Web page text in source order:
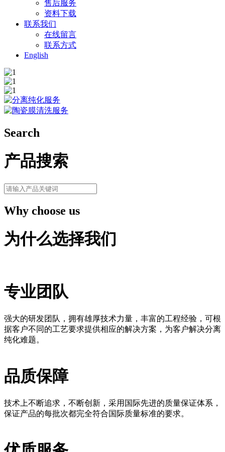
售后服务
资料下载
联系我们
在线留言
联系方式
English
Search
产品搜索
Why choose us
为什么选择我们
专业团队
强大的研发团队，拥有雄厚技术力量，丰富的工程经验，可根
据客户不同的工艺要求提供相应的解决方案，为客户解决分离
纯化难题。
品质保障
技术上不断追求，不断创新，采用国际先进的质量保证体系，
保证产品的每批次都完全符合国际质量标准的要求。